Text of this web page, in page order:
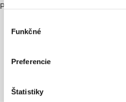
súhlasu
Funkčné
Preferencie
Štatistiky
Pre návrh korporátnej zmluvy 2024 a